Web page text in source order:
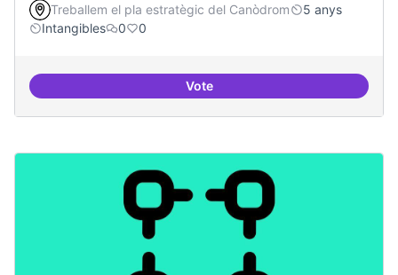
Treballem el pla estratègic del Canòdrom
5 anys
Intangibles
0 0
VoteAntenes Ateneu a altres punts